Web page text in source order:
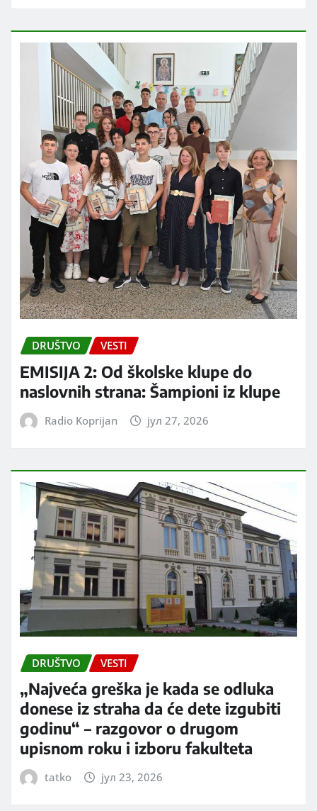
DRUŠTVO VESTI
EMISIJA 2: Od školske klupe do
naslovnih strana: Šampioni iz klupe
Radio Koprijan јул 27, 2026
DRUŠTVO VESTI
„Najveća greška je kada se odluka
donese iz straha da će dete izgubiti
godinu“ – razgovor o drugom
upisnom roku i izboru fakulteta
tatko јул 23, 2026